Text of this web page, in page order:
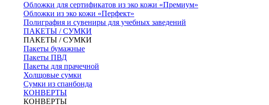
Обложки для сертификатов из эко кожи «Премиум»
Обложки из эко кожи «Перфект»
Полиграфия и сувениры для учебных заведений
ПАКЕТЫ / СУМКИ
ПАКЕТЫ / СУМКИ
Пакеты бумажные
Пакеты ПВД
Пакеты для прачечной
Холщовые сумки
Сумки из спанбонда
КОНВЕРТЫ
КОНВЕРТЫ